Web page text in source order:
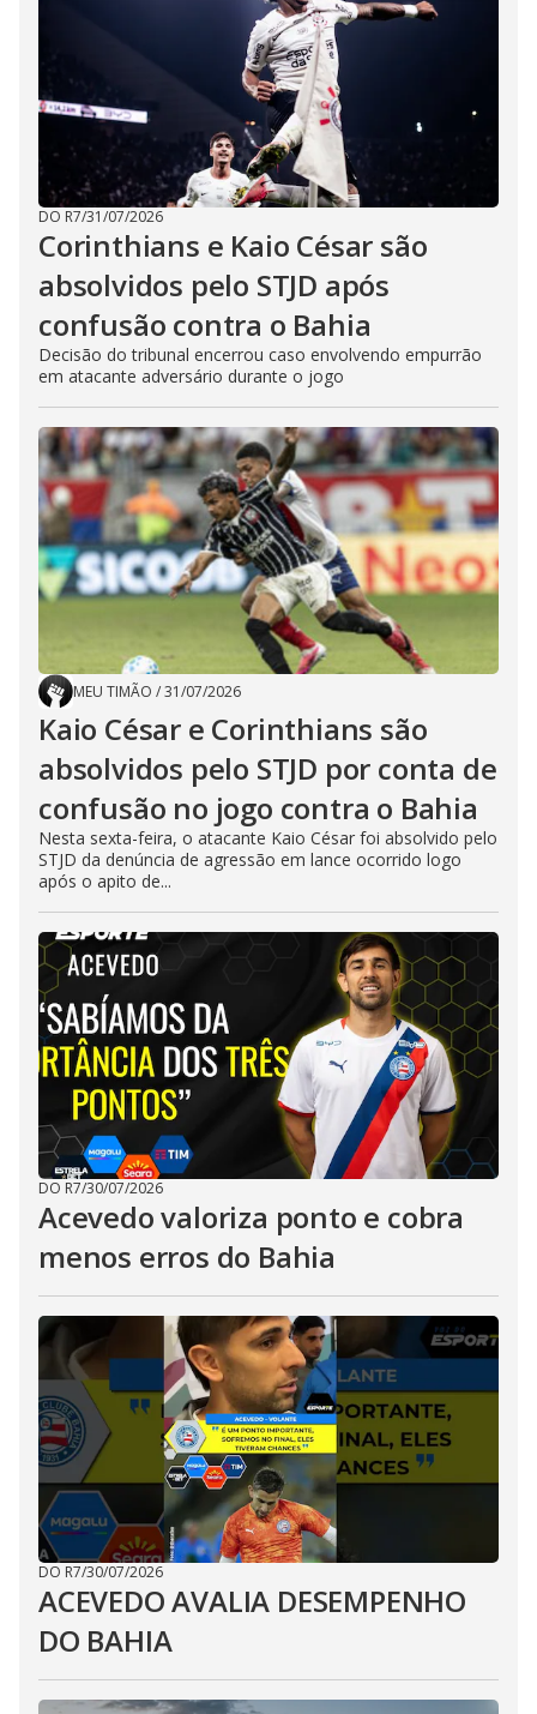
DO R7/31/07/2026
Corinthians e Kaio César são
absolvidos pelo STJD após
confusão contra o Bahia
Decisão do tribunal encerrou caso envolvendo empurrão
em atacante adversário durante o jogo
MEU TIMÃO /31/07/2026
Kaio César e Corinthians são
absolvidos pelo STJD por conta de
confusão no jogo contra o Bahia
Nesta sexta-feira, o atacante Kaio César foi absolvido pelo
STJD da denúncia de agressão em lance ocorrido logo
após o apito de...
DO R7/30/07/2026
Acevedo valoriza ponto e cobra
menos erros do Bahia
DO R7/30/07/2026
ACEVEDO AVALIA DESEMPENHO
DO BAHIA